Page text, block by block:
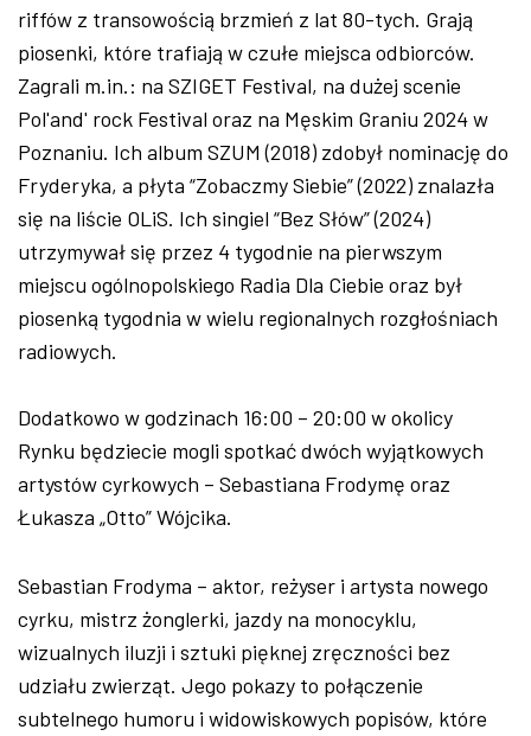
riffów z transowością brzmień z lat 80-tych. Grają
piosenki, które trafiają w czułe miejsca odbiorców.
Zagrali m.in.: na SZIGET Festival, na dużej scenie
Pol'and' rock Festival oraz na Męskim Graniu 2024 w
Poznaniu. Ich album SZUM (2018) zdobył nominację do
Fryderyka, a płyta “Zobaczmy Siebie” (2022) znalazła
się na liście OLiS. Ich singiel “Bez Słów” (2024)
utrzymywał się przez 4 tygodnie na pierwszym
miejscu ogólnopolskiego Radia Dla Ciebie oraz był
piosenką tygodnia w wielu regionalnych rozgłośniach
radiowych.
Dodatkowo w godzinach 16:00 – 20:00 w okolicy
Rynku będziecie mogli spotkać dwóch wyjątkowych
artystów cyrkowych – Sebastiana Frodymę oraz
Łukasza „Otto” Wójcika.
Sebastian Frodyma – aktor, reżyser i artysta nowego
cyrku, mistrz żonglerki, jazdy na monocyklu,
wizualnych iluzji i sztuki pięknej zręczności bez
udziału zwierząt. Jego pokazy to połączenie
subtelnego humoru i widowiskowych popisów, które